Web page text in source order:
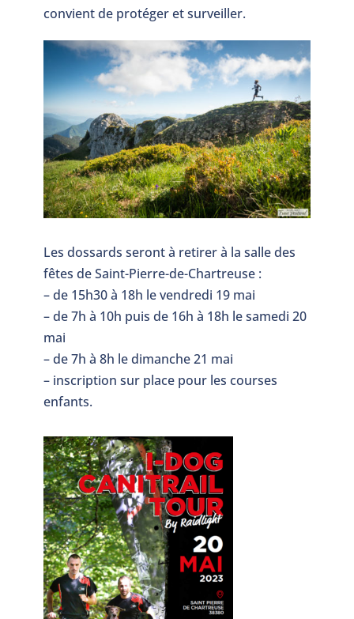
convient de protéger et surveiller.
Les dossards seront à retirer à la salle des
fêtes de Saint-Pierre-de-Chartreuse :
– de 15h30 à 18h le vendredi 19 mai
– de 7h à 10h puis de 16h à 18h le samedi 20
mai
– de 7h à 8h le dimanche 21 mai
– inscription sur place pour les courses
enfants.